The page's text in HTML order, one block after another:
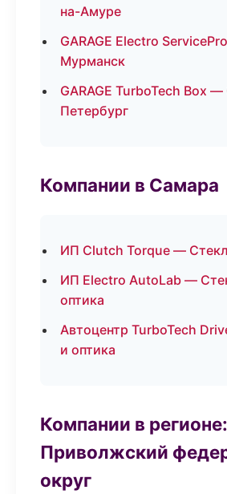
на-Амуре
GARAGE Electro
Мурманск
GARAGE TurboTech Box
Петербург
Компании в Самара
ИП Clutch Torque —
ИП Electro AutoLab —
оптика
Автоцентр TurboTech
и оптика
Компании в регионе:
Приволжский
округ